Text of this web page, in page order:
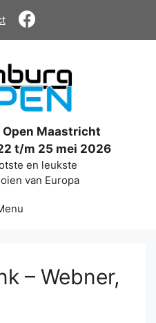
Open Maastricht
t/m 25 mei 2026
en leukste
van Europa
– Webner,